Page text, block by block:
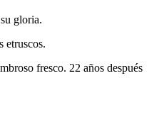
gloria.
etruscos.
fresco. 22 años después